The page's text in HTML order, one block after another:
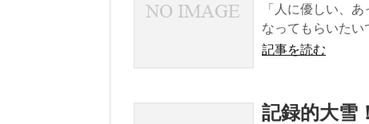
「人に優しい、
なってもらいたい
記事を読む
記録的大雪！